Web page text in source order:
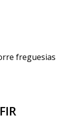
freguesias